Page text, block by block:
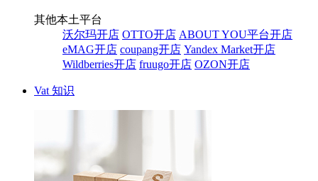
其他本土平台
沃尔玛开店 OTTO开店 ABOUT YOU平台开店
eMAG开店 coupang开店 Yandex Market开店
Wildberries开店 fruugo开店 OZON开店
Vat 知识